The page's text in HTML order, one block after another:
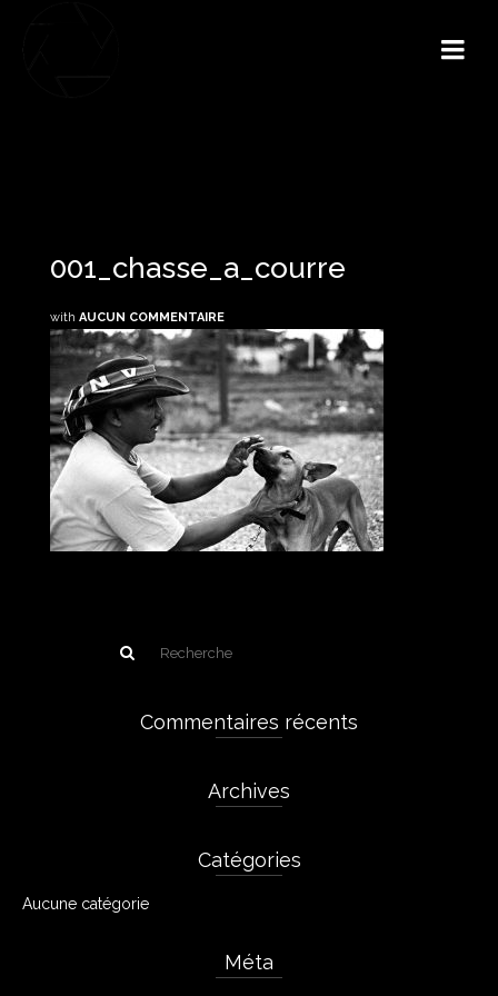
001_chasse_a_courre
with AUCUN COMMENTAIRE
Commentaires récents
Archives
Catégories
Aucune catégorie
Méta